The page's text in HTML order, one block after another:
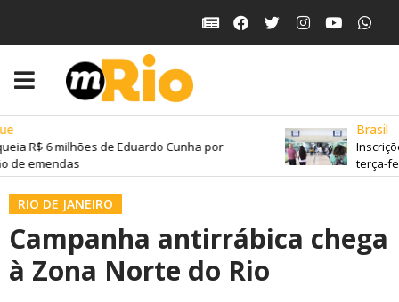
R$ 6 milhões de Eduardo Cunha por
emendas
Brasil
terça-
RIO DE JANEIRO
Campanha antirrábica chega
à Zona Norte do Rio